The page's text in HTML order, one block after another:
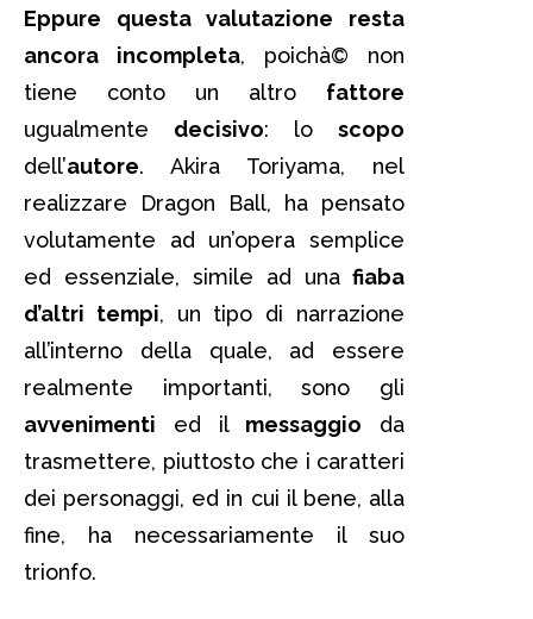
Eppure questa valutazione resta
ancora incompleta, poichà© non
tiene conto un altro fattore
ugualmente decisivo: lo scopo
dell’autore. Akira Toriyama, nel
realizzare Dragon Ball, ha pensato
volutamente ad un’opera semplice
ed essenziale, simile ad una fiaba
d’altri tempi, un tipo di narrazione
all’interno della quale, ad essere
realmente importanti, sono gli
avvenimenti ed il messaggio da
trasmettere, piuttosto che i caratteri
dei personaggi, ed in cui il bene, alla
fine, ha necessariamente il suo
trionfo.